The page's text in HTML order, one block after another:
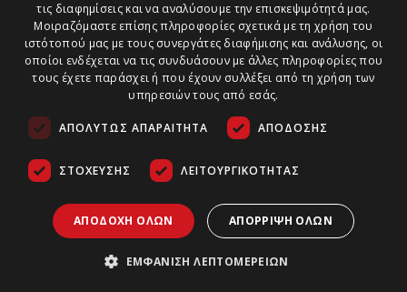
τις διαφημίσεις και να αναλύσουμε την επισκεψιμότητά μας.
Μοιραζόμαστε επίσης πληροφορίες σχετικά με τη χρήση του
ιστότοπού μας με τους συνεργάτες διαφήμισης και ανάλυσης, οι
οποίοι ενδέχεται να τις συνδυάσουν με άλλες πληροφορίες που
τους έχετε παράσχει ή που έχουν συλλέξει από τη χρήση των
υπηρεσιών τους από εσάς.
ΑΠΟΛΎΤΩΣ ΑΠΑΡΑΊΤΗΤΑ ΑΠΌΔΟΣΗΣ
ΣΤΌΧΕΥΣΗΣ ΛΕΙΤΟΥΡΓΙΚΌΤΗΤΑΣ
ΑΠΟΔΟΧΉ ΌΛΩΝ ΑΠΌΡΡΙΨΗ ΌΛΩΝ
ΕΜΦΆΝΙΣΗ ΛΕΠΤΟΜΕΡΕΙΏΝ